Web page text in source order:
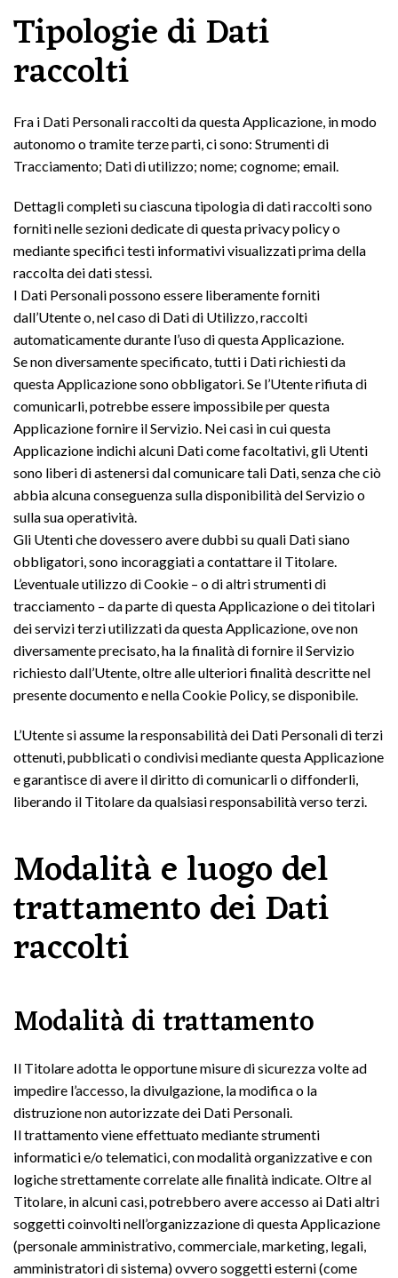
Tipologie di Dati
raccolti
Fra i Dati Personali raccolti da questa Applicazione, in modo
autonomo o tramite terze parti, ci sono: Strumenti di
Tracciamento; Dati di utilizzo; nome; cognome; email.
Dettagli completi su ciascuna tipologia di dati raccolti sono
forniti nelle sezioni dedicate di questa privacy policy o
mediante specifici testi informativi visualizzati prima della
raccolta dei dati stessi.
I Dati Personali possono essere liberamente forniti
dall’Utente o, nel caso di Dati di Utilizzo, raccolti
automaticamente durante l’uso di questa Applicazione.
Se non diversamente specificato, tutti i Dati richiesti da
questa Applicazione sono obbligatori. Se l’Utente rifiuta di
comunicarli, potrebbe essere impossibile per questa
Applicazione fornire il Servizio. Nei casi in cui questa
Applicazione indichi alcuni Dati come facoltativi, gli Utenti
sono liberi di astenersi dal comunicare tali Dati, senza che ciò
abbia alcuna conseguenza sulla disponibilità del Servizio o
sulla sua operatività.
Gli Utenti che dovessero avere dubbi su quali Dati siano
obbligatori, sono incoraggiati a contattare il Titolare.
L’eventuale utilizzo di Cookie – o di altri strumenti di
tracciamento – da parte di questa Applicazione o dei titolari
dei servizi terzi utilizzati da questa Applicazione, ove non
diversamente precisato, ha la finalità di fornire il Servizio
richiesto dall’Utente, oltre alle ulteriori finalità descritte nel
presente documento e nella Cookie Policy, se disponibile.
L’Utente si assume la responsabilità dei Dati Personali di terzi
ottenuti, pubblicati o condivisi mediante questa Applicazione
e garantisce di avere il diritto di comunicarli o diffonderli,
liberando il Titolare da qualsiasi responsabilità verso terzi.
Modalità e luogo del
trattamento dei Dati
raccolti
Modalità di trattamento
Il Titolare adotta le opportune misure di sicurezza volte ad
impedire l’accesso, la divulgazione, la modifica o la
distruzione non autorizzate dei Dati Personali.
Il trattamento viene effettuato mediante strumenti
informatici e/o telematici, con modalità organizzative e con
logiche strettamente correlate alle finalità indicate. Oltre al
Titolare, in alcuni casi, potrebbero avere accesso ai Dati altri
soggetti coinvolti nell’organizzazione di questa Applicazione
(personale amministrativo, commerciale, marketing, legali,
amministratori di sistema) ovvero soggetti esterni (come